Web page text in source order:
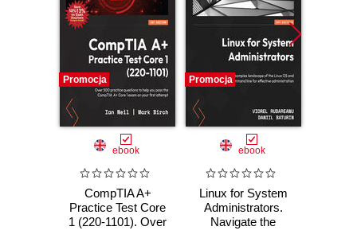
Promocja
ebook
CompTIA A+
Practice Test Core
1 (220-1101). Over
Promocja
ebook
Linux for System
Administrators.
Navigate the